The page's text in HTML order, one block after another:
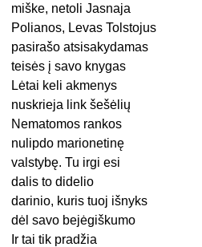
miške, netoli Jasnaja
Polianos, Levas Tolstojus
pasirašo atsisakydamas
teisės į savo knygas
Lėtai keli akmenys
nuskrieja link šešėlių
Nematomos rankos
nulipdo marionetinę
valstybę. Tu irgi esi
dalis to didelio
darinio, kuris tuoj išnyks
dėl savo bejėgiškumo
Ir tai tik pradžia